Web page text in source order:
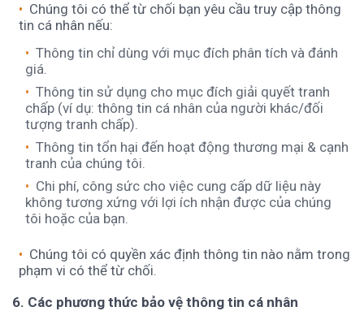
Chúng tôi có thể từ chối bạn yêu cầu truy cập thông
tin cá nhân nếu:
Thông tin chỉ dùng với mục đích phân tích và đánh
giá.
Thông tin sử dụng cho mục đích giải quyết tranh
chấp (ví dụ: thông tin cá nhân của người khác/đối
tượng tranh chấp).
Thông tin tổn hại đến hoạt động thương mại & cạnh
tranh của chúng tôi.
Chi phí, công sức cho việc cung cấp dữ liệu này
không tương xứng với lợi ích nhận được của chúng
tôi hoặc của bạn.
Chúng tôi có quyền xác định thông tin nào nằm trong
phạm vi có thể từ chối.
6. Các phương thức bảo vệ thông tin cá nhân